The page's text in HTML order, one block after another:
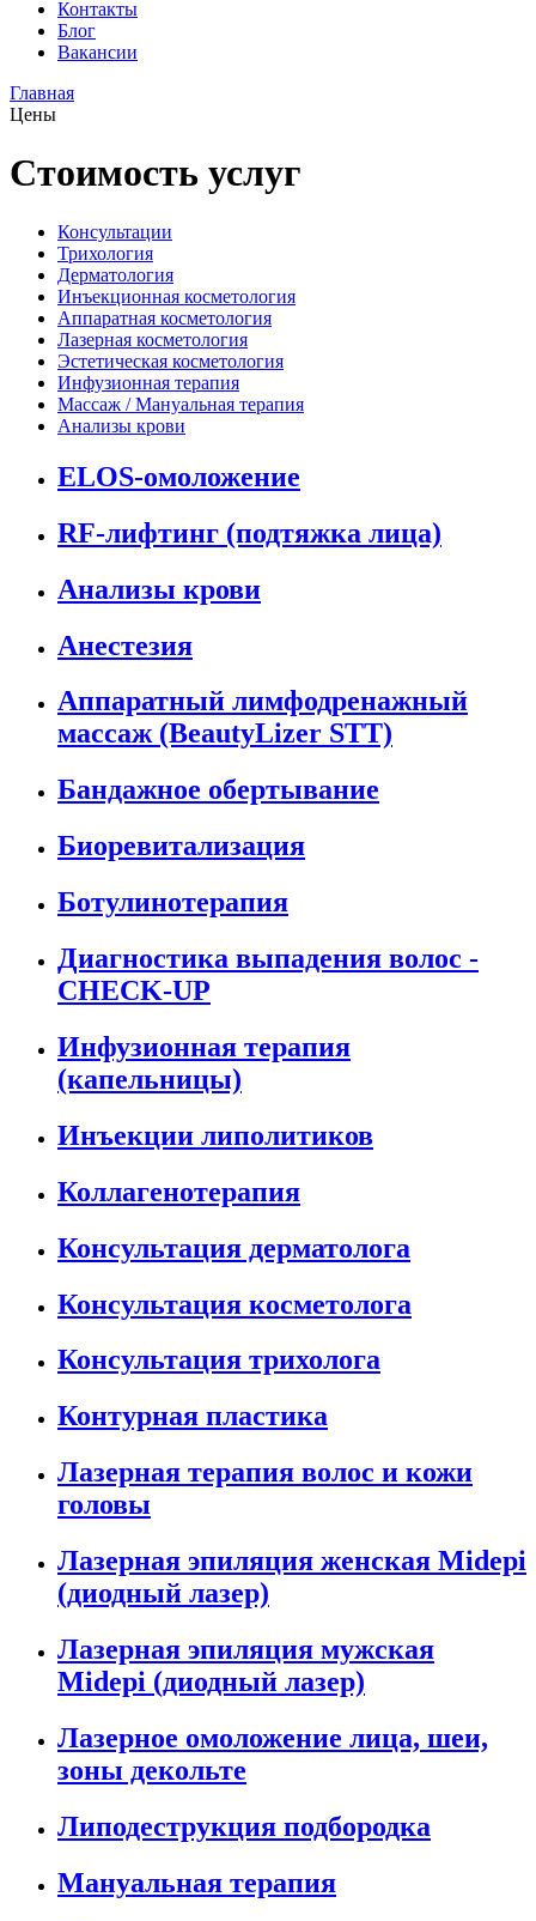
Контакты
Блог
Вакансии
Главная
Цены
Стоимость услуг
Консультации
Трихология
Дерматология
Инъекционная косметология
Аппаратная косметология
Лазерная косметология
Эстетическая косметология
Инфузионная терапия
Массаж / Мануальная терапия
Анализы крови
ELOS-омоложение
RF-лифтинг (подтяжка лица)
Анализы крови
Анестезия
Аппаратный лимфодренажный
массаж (BeautyLizer STT)
Бандажное обертывание
Биоревитализация
Ботулинотерапия
Диагностика выпадения волос -
CHECK-UP
Инфузионная терапия
(капельницы)
Инъекции липолитиков
Коллагенотерапия
Консультация дерматолога
Консультация косметолога
Консультация трихолога
Контурная пластика
Лазерная терапия волос и кожи
головы
Лазерная эпиляция женская Midepi
(диодный лазер)
Лазерная эпиляция мужская
Midepi (диодный лазер)
Лазерное омоложение лица, шеи,
зоны декольте
Липодеструкция подбородка
Мануальная терапия